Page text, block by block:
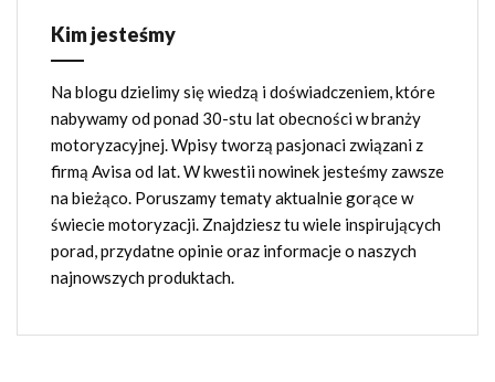
Kim jesteśmy
Na blogu dzielimy się wiedzą i doświadczeniem, które
nabywamy od ponad 30-stu lat obecności w branży
motoryzacyjnej. Wpisy tworzą pasjonaci związani z
firmą Avisa od lat. W kwestii nowinek jesteśmy zawsze
na bieżąco. Poruszamy tematy aktualnie gorące w
świecie motoryzacji. Znajdziesz tu wiele inspirujących
porad, przydatne opinie oraz informacje o naszych
najnowszych produktach.